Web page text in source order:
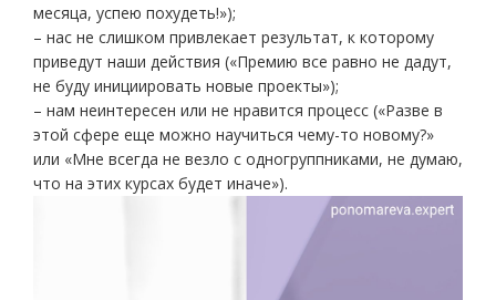
месяца, успею похудеть!»);
– нас не слишком привлекает результат, к которому
приведут наши действия («Премию все равно не дадут,
не буду инициировать новые проекты»);
– нам неинтересен или не нравится процесс («Разве в
этой сфере еще можно научиться чему-то новому?»
или «Мне всегда не везло с одногруппниками, не думаю,
что на этих курсах будет иначе»).